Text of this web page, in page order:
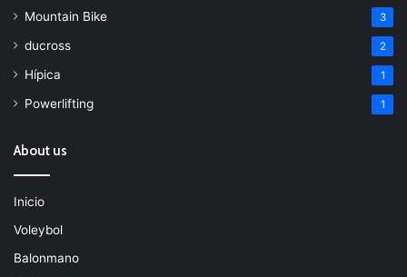
Mountain Bike 3
ducross 2
Hípica 1
Powerlifting 1
About us
Inicio
Voleybol
Balonmano